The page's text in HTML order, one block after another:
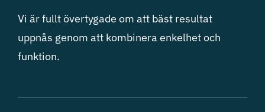
Vi är fullt övertygade om att bäst resultat
uppnås genom att kombinera enkelhet och
funktion.